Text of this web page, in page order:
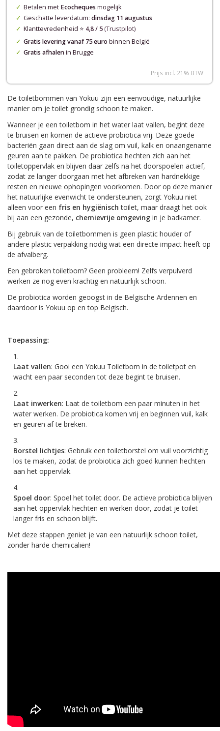
Betalen met Ecocheques mogelijk
Geschatte leverdatum: dinsdag 11 augustus
Klanttevredenheid ⭐️ 4,8 / 5(Trustpilot)
Gratis levering vanaf 75 eurobinnen België
Gratis afhalenin Brugge
Prijs incl. 21% BTW
De toiletbommen van Yokuu zijn een eenvoudige, natuurlijke
manier om je toilet grondig schoon te maken.
Wanneer je een toiletbom in het water laat vallen, begint deze
te bruisen en komen de actieve probiotica vrij. Deze goede
bacteriën gaan direct aan de slag om vuil, kalk en onaangename
geuren aan te pakken. De probiotica hechten zich aan het
toiletoppervlak en blijven daar zelfs na het doorspoelen actief,
zodat ze langer doorgaan met het afbreken van hardnekkige
resten en nieuwe ophopingen voorkomen. Door op deze manier
het natuurlijke evenwicht te ondersteunen, zorgt Yokuu niet
alleen voor een fris en hygiënisch toilet, maar draagt het ook
bij aan een gezonde, chemievrije omgeving in je badkamer.
Bij gebruik van de toiletbommen is geen plastic houder of
andere plastic verpakking nodig wat een directe impact heeft op
de afvalberg.
Een gebroken toiletbom? Geen probleem! Zelfs verpulverd
werken ze nog even krachtig en natuurlijk schoon.
De probiotica worden geoogst in de Belgische Ardennen en
daardoor is Yokuu op en top Belgisch.
Toepassing:
Laat vallen: Gooi een Yokuu Toiletbom in de toiletpot en
wacht een paar seconden tot deze begint te bruisen.
Laat inwerken: Laat de toiletbom een paar minuten in het
water werken. De probiotica komen vrij en beginnen vuil, kalk
en geuren af te breken.
Borstel lichtjes: Gebruik een toiletborstel om vuil voorzichtig
los te maken, zodat de probiotica zich goed kunnen hechten
aan het oppervlak.
Spoel door: Spoel het toilet door. De actieve probiotica blijven
aan het oppervlak hechten en werken door, zodat je toilet
langer fris en schoon blijft.
Met deze stappen geniet je van een natuurlijk schoon toilet,
zonder harde chemicaliën!